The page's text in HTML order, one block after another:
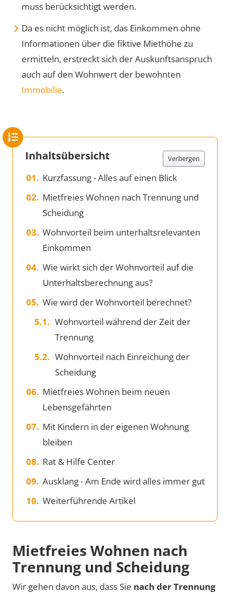
muss berücksichtigt werden.
Da es nicht möglich ist, das Einkommen ohne
Informationen über die fiktive Miethöhe zu
ermitteln, erstreckt sich der Auskunftsanspruch
auch auf den Wohnwert der bewohnten
Immobilie.
Inhaltsübersicht Verbergen
Kurzfassung - Alles auf einen Blick
Mietfreies Wohnen nach Trennung und
Scheidung
Wohnvorteil beim unterhaltsrelevanten
Einkommen
Wie wirkt sich der Wohnvorteil auf die
Unterhaltsberechnung aus?
Wie wird der Wohnvorteil berechnet?
Wohnvorteil während der Zeit der
Trennung
Wohnvorteil nach Einreichung der
Scheidung
Mietfreies Wohnen beim neuen
Lebensgefährten
Mit Kindern in der eigenen Wohnung
bleiben
Rat & Hilfe Center
Ausklang - Am Ende wird alles immer gut
Weiterführende Artikel
Mietfreies Wohnen nach
Trennung und Scheidung
Wir gehen davon aus, dass Sie nach der Trennung